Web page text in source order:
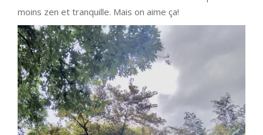
moins zen et tranquille. Mais on aime ça!